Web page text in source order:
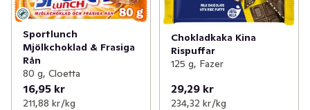
Sportlunch
Mjölkchoklad & Frasiga
Rån
80 g, Cloetta
16,95 kr
211,88 kr /kg
Chokladkaka Kina
Rispuffar
125 g, Fazer
29,29 kr
234,32 kr /kg